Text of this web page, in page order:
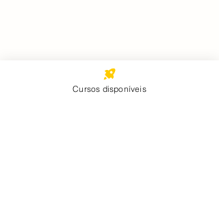
Cursos disponíveis